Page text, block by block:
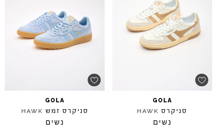
GOLA
סניקרס HAWK
נשים
GOLA
סניקרס זמש HAWK
נשים